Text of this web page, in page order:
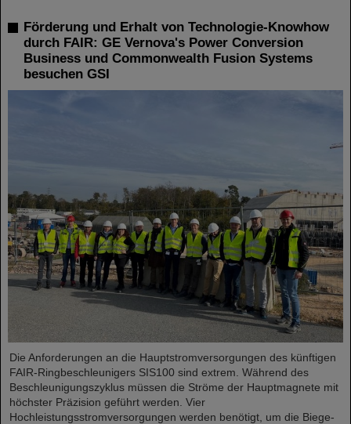
Förderung und Erhalt von Technologie-Knowhow
durch FAIR: GE Vernova's Power Conversion
Business und Commonwealth Fusion Systems
besuchen GSI
Die Anforderungen an die Hauptstromversorgungen des künftigen
FAIR-Ringbeschleunigers SIS100 sind extrem. Während des
Beschleunigungszyklus müssen die Ströme der Hauptmagnete mit
höchster Präzision geführt werden. Vier
Hochleistungsstromversorgungen werden benötigt, um die Biege-